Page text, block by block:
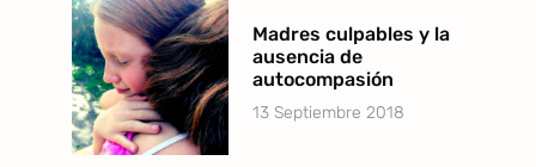
Madres culpables y la
ausencia de
autocompasión
13 Septiembre 2018